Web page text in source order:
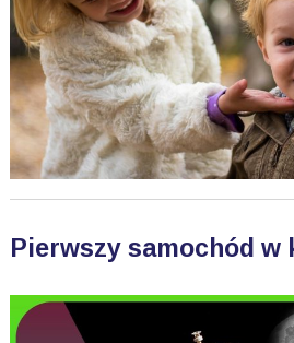
Pierwszy samochód w